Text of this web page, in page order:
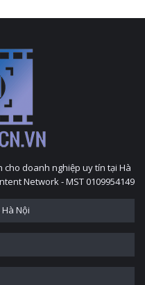
cho doanh nghiệp uy tín tại Hà
Network - MST 0109954149
Nội